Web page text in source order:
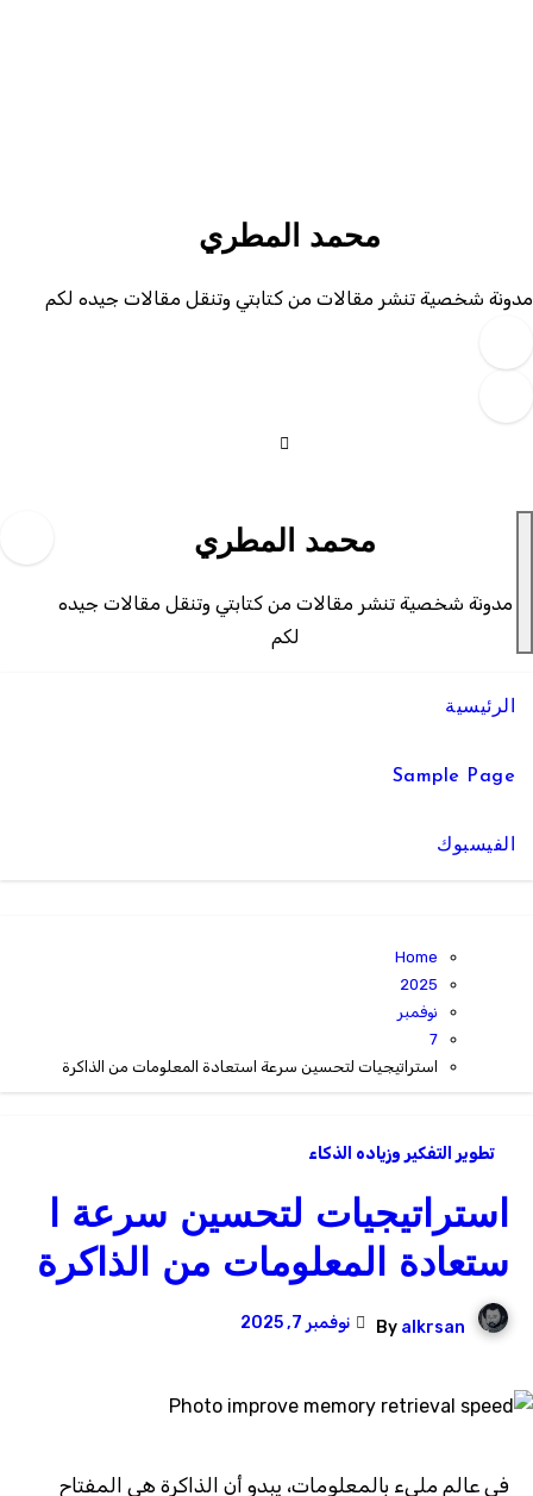
محمد المطري
مدونة شخصية تنشر مقالات من كتابتي وتنقل مقالات جيده لكم
محمد المطري
مدونة شخصية تنشر مقالات من كتابتي وتنقل مقالات جيده
لكم
الرئيسية
Sample Page
الفيسبوك
Home
2025
نوفمبر
7
استراتيجيات لتحسين سرعة استعادة المعلومات من الذاكرة
تطوير التفكير وزياده الذكاء
استراتيجيات لتحسين سرعة ا
ستعادة المعلومات من الذاكرة
By alkrsan نوفمبر 7, 2025
في عالم مليء بالمعلومات، يبدو أن الذاكرة هي المفتاح